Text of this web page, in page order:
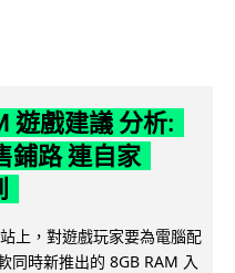
遊戲建議 分析:
鋪路 連自家
上，對遊戲玩家要為電腦配
同時新推出的 8GB RAM 入